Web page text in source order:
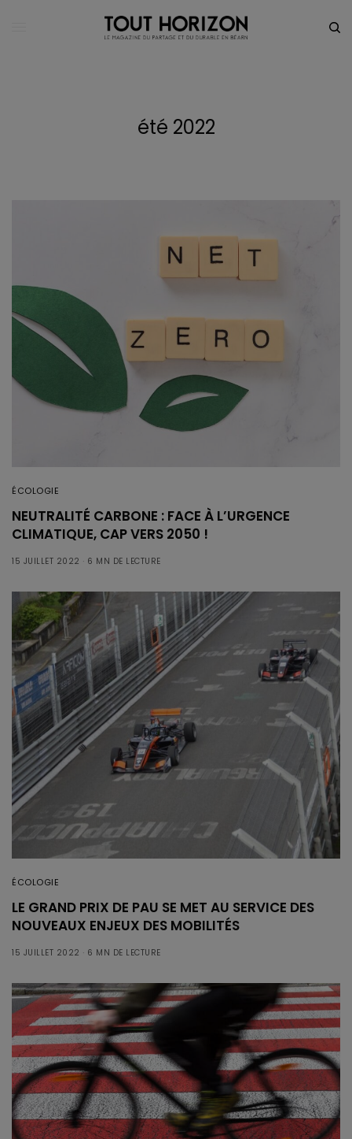
été 2022
ÉCOLOGIE
NEUTRALITÉ CARBONE : FACE À L’URGENCE
CLIMATIQUE, CAP VERS 2050 !
15 JUILLET 2022 6 MN DE LECTURE
ÉCOLOGIE
LE GRAND PRIX DE PAU SE MET AU SERVICE DES
NOUVEAUX ENJEUX DES MOBILITÉS
15 JUILLET 2022 6 MN DE LECTURE